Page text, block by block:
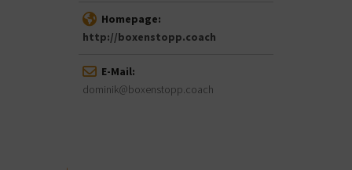
Homepage:
http://boxenstopp.coach
E-Mail:
dominik@boxenstopp.coach